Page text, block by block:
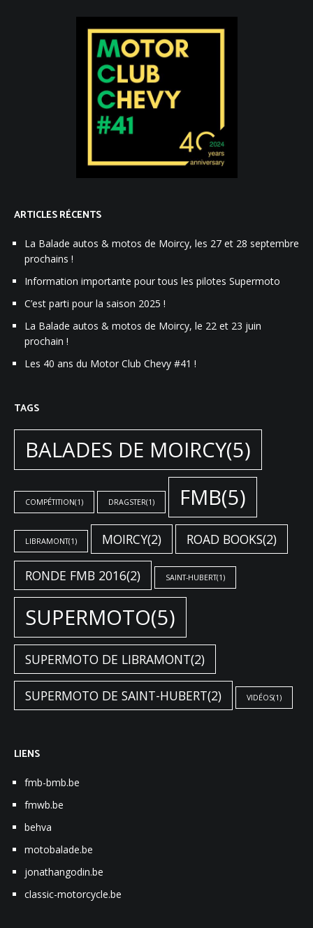
ARTICLES RÉCENTS
La Balade autos & motos de Moircy, les 27 et 28 septembre
prochains !
Information importante pour tous les pilotes Supermoto
C’est parti pour la saison 2025 !
La Balade autos & motos de Moircy, le 22 et 23 juin
prochain !
Les 40 ans du Motor Club Chevy #41 !
TAGS
BALADES DE MOIRCY(5)
COMPÉTITION(1) DRAGSTER(1) FMB(5)
LIBRAMONT(1) MOIRCY(2) ROAD BOOKS(2)
RONDE FMB 2016(2) SAINT-HUBERT(1)
SUPERMOTO(5)
SUPERMOTO DE LIBRAMONT(2)
SUPERMOTO DE SAINT-HUBERT(2) VIDÉOS(1)
LIENS
fmb-bmb.be
fmwb.be
behva
motobalade.be
jonathangodin.be
classic-motorcycle.be